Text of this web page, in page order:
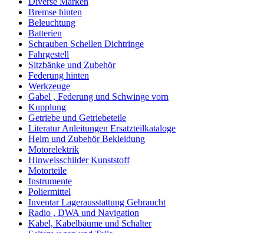
Bremse hinten
Beleuchtung
Batterien
Schrauben Schellen Dichtringe
Fahrgestell
Sitzbänke und Zubehör
Federung hinten
Werkzeuge
Gabel , Federung und Schwinge vorn
Kupplung
Getriebe und Getriebeteile
Literatur Anleitungen Ersatzteilkataloge
Helm und Zubehör Bekleidung
Motorelektrik
Hinweisschilder Kunststoff
Motorteile
Instrumente
Poliermittel
Inventar Lagerausstattung Gebraucht
Radio , DWA und Navigation
Kabel, Kabelbäume und Schalter